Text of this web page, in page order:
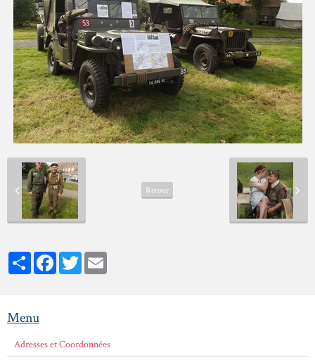
Retour
PartagerFacebookTwitter
Menu
Adresses et Coordonnées